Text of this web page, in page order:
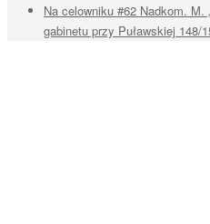
Na celowniku #62 Nadkom. M.
gabinetu przy Puławskiej 148/